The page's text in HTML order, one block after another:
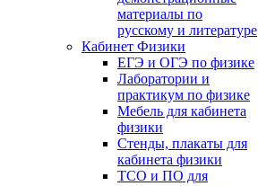
материалы по
русскому и литературе
Кабинет Физики
ЕГЭ и ОГЭ по физике
Лаборатории и
практикум по физике
Мебель для кабинета
физики
Стенды, плакаты для
кабинета физики
ТСО и ПО для